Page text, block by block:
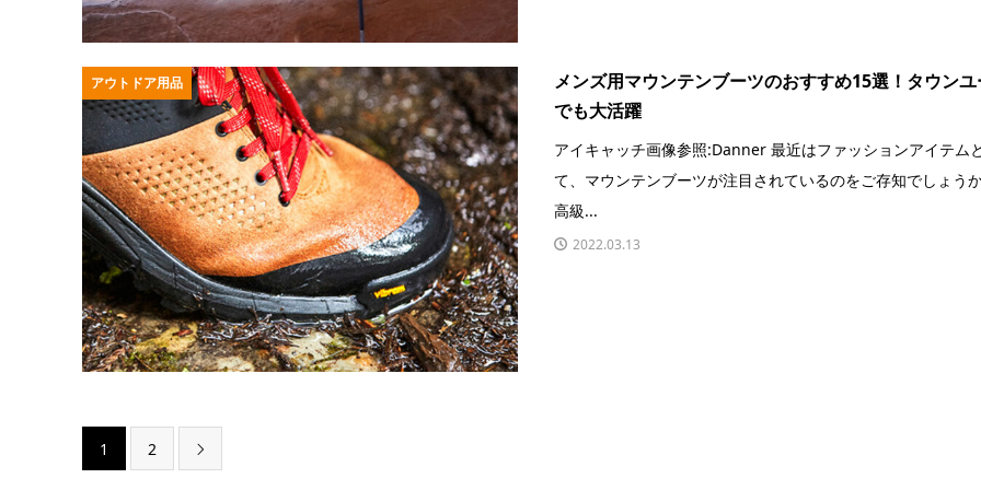
アウトドア用品
メンズ用マウンテンブーツのおすすめ15選！タウンユ
でも大活躍
アイキャッチ画像参照:Danner 最近はファッションアイテム
て、マウンテンブーツが注目されているのをご存知でしょう
高級...
2022.03.13
1 2 